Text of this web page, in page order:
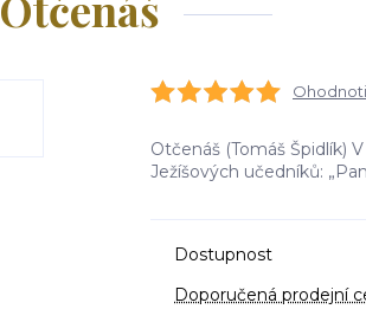
Otčenáš (Tomáš Špidlík)
Ježíšových učedníků:
Dostupnost
Doporučená prodejní